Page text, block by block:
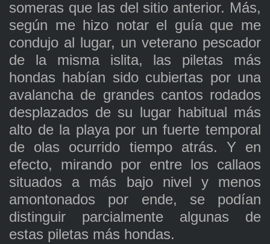
someras que las del sitio anterior. Más,
según me hizo notar el guía que me
condujo al lugar, un veterano pescador
de la misma islita, las piletas más
hondas habían sido cubiertas por una
avalancha de grandes cantos rodados
desplazados de su lugar habitual más
alto de la playa por un fuerte temporal
de olas ocurrido tiempo atrás. Y en
efecto, mirando por entre los callaos
situados a más bajo nivel y menos
amontonados por ende, se podían
distinguir parcialmente algunas de
estas piletas más hondas.